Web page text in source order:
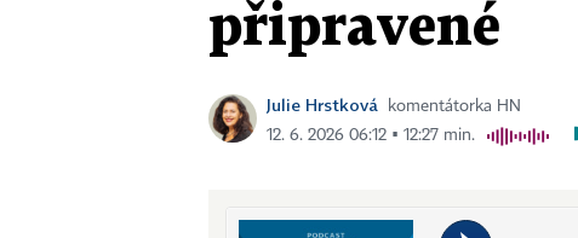
připravené
Julie Hrstková
komentátorka HN
12. 6. 2026 06:12 ▪ 12:27 min.